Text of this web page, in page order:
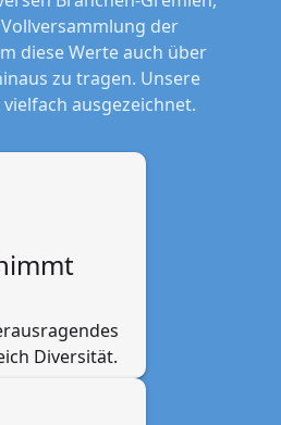
der
diese Werte auch über
zu tragen. Unsere
ausgezeichnet.
Diversität.